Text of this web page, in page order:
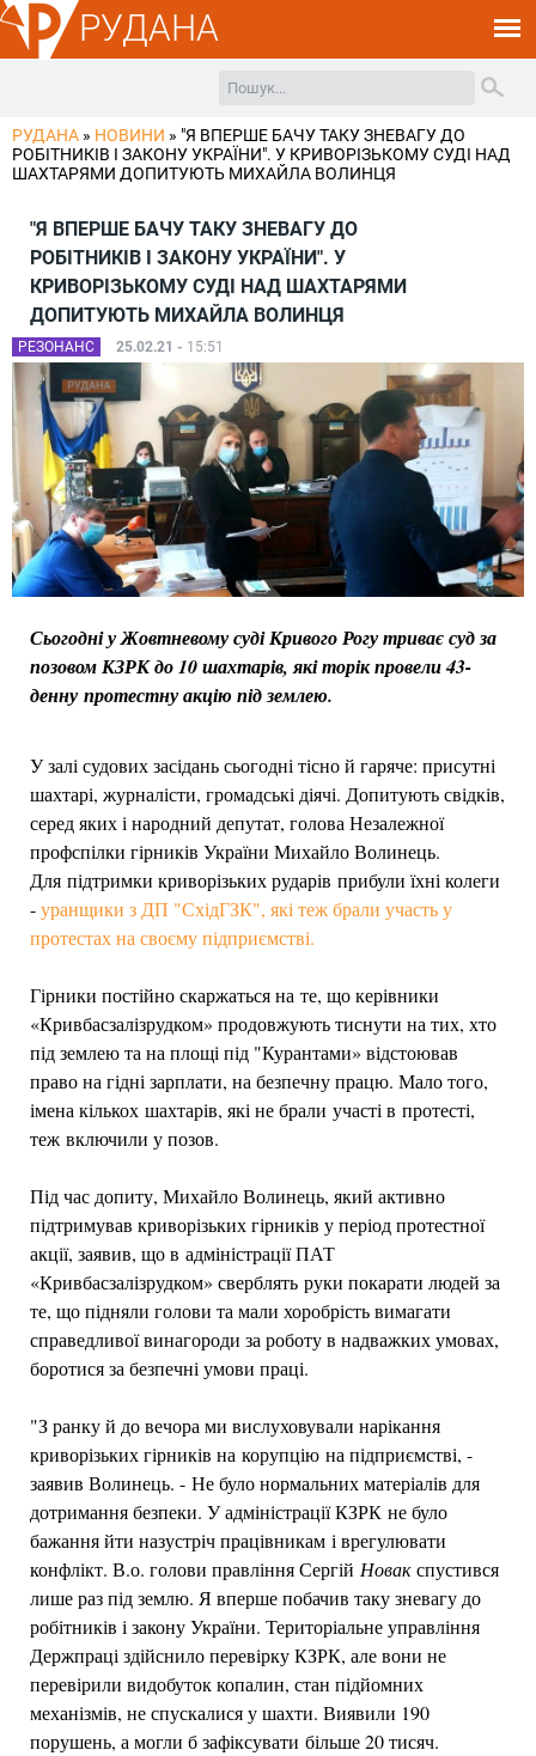
РУДАНА
РУДАНА » НОВИНИ » "Я ВПЕРШЕ БАЧУ ТАКУ ЗНЕВАГУ ДО
РОБІТНИКІВ І ЗАКОНУ УКРАЇНИ". У КРИВОРІЗЬКОМУ СУДІ НАД
ШАХТАРЯМИ ДОПИТУЮТЬ МИХАЙЛА ВОЛИНЦЯ
"Я ВПЕРШЕ БАЧУ ТАКУ ЗНЕВАГУ ДО
РОБІТНИКІВ І ЗАКОНУ УКРАЇНИ". У
КРИВОРІЗЬКОМУ СУДІ НАД ШАХТАРЯМИ
ДОПИТУЮТЬ МИХАЙЛА ВОЛИНЦЯ
РЕЗОНАНС 25.02.21 - 15:51
Сьогодні у Жовтневому суді Кривого Рогу триває суд за
позовом КЗРК до 10 шахтарів, які торік провели 43-
денну протестну акцію під землею.
У залі судових засідань сьогодні тісно й гаряче: присутні
шахтарі, журналісти, громадські діячі. Допитують свідків,
серед яких і народний депутат, голова Незалежної
профспілки гірників України Михайло Волинець.
Для підтримки криворізьких рударів прибули їхні колеги
-уранщики з ДП "СхідГЗК", які теж брали участь у
протестах на своєму підприємстві.
Гірники постійно скаржаться на те, що керівники
«Кривбасзалізрудком» продовжують тиснути на тих, хто
під землею та на площі під "Курантами» відстоював
право на гідні зарплати, на безпечну працю. Мало того,
імена кількох шахтарів, які не брали участі в протесті,
теж включили у позов.
Під час допиту, Михайло Волинець, який активно
підтримував криворізьких гірників у період протестної
акції, заявив, що в адміністрації ПАТ
«Кривбасзалізрудком» сверблять руки покарати людей за
те, що підняли голови та мали хоробрість вимагати
справедливої винагороди за роботу в надважких умовах,
боротися за безпечні умови праці.
"З ранку й до вечора ми вислуховували нарікання
криворізьких гірників на корупцію на підприємстві, -
заявив Волинець. - Не було нормальних матеріалів для
дотримання безпеки. У адміністрації КЗРК не було
бажання йти назустріч працівникам і врегулювати
конфлікт. В.о. голови правління Сергій Новакспустився
лише раз під землю. Я вперше побачив таку зневагу до
робітників і закону України. Територіальне управління
Держпраці здійснило перевірку КЗРК, але вони не
перевірили видобуток копалин, стан підйомних
механізмів, не спускалися у шахти. Виявили 190
порушень, а могли б зафіксувати більше 20 тисяч.